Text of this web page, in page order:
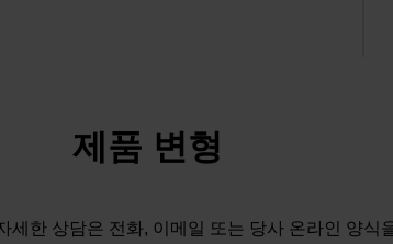
제품 변형
세한 상담은 전화, 이메일 또는 당사 온라인 양